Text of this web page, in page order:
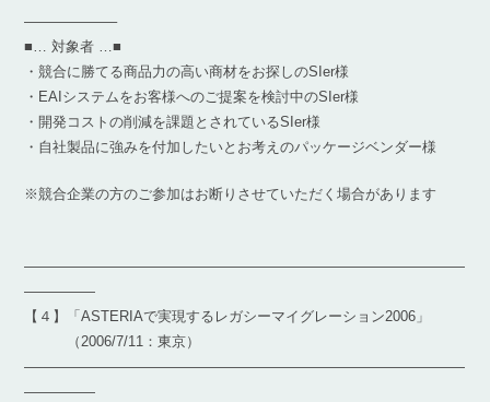
——————–
■… 対象者 …■
・競合に勝てる商品力の高い商材をお探しのSIer様
・EAIシステムをお客様へのご提案を検討中のSIer様
・開発コストの削減を課題とされているSIer様
・自社製品に強みを付加したいとお考えのパッケージベンダー様
※競合企業の方のご参加はお断りさせていただく場合があります
―――――――――――――――――――――――――――――――
―――――
【４】「ASTERIAで実現するレガシーマイグレーション2006」
（2006/7/11：東京）
―――――――――――――――――――――――――――――――
―――――